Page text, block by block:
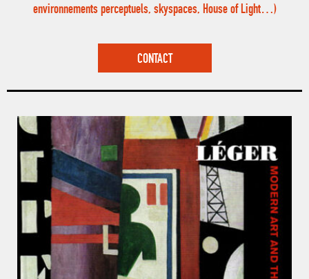
environnements perceptuels, skyspaces, House of Light…)
CONTACT